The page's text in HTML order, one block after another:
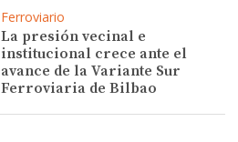
Ferroviario
La presión vecinal e
institucional crece ante el
avance de la Variante Sur
Ferroviaria de Bilbao